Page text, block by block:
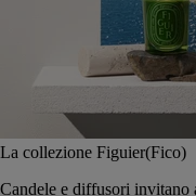
La collezione Figuier(Fico)
Candele e diffusori